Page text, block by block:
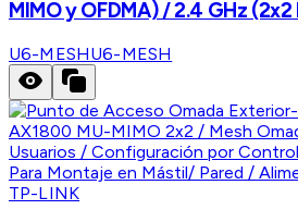
MIMO y OFDMA) / 2.4 GHz (2x2
U6-MESHU6-MESH
TP-LINK